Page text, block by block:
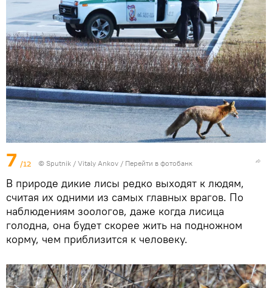
7 /12 © Sputnik / Vitaly Ankov / Перейти в фотобанк
В природе дикие лисы редко выходят к людям,
считая их одними из самых главных врагов. По
наблюдениям зоологов, даже когда лисица
голодна, она будет скорее жить на подножном
корму, чем приблизится к человеку.